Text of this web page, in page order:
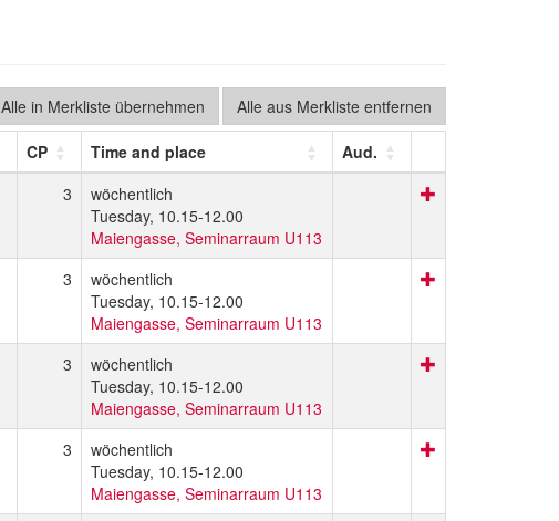
Alle aus Merkliste entfernen
Alle in Merkliste übernehmen
CP Time and place
Aud.
3
wöchentlich
Tuesday, 10.15-12.00
Maiengasse, Seminarraum U113
3
wöchentlich
Tuesday, 10.15-12.00
Maiengasse, Seminarraum U113
3
wöchentlich
Tuesday, 10.15-12.00
Maiengasse, Seminarraum U113
3
wöchentlich
Tuesday, 10.15-12.00
Maiengasse, Seminarraum U113